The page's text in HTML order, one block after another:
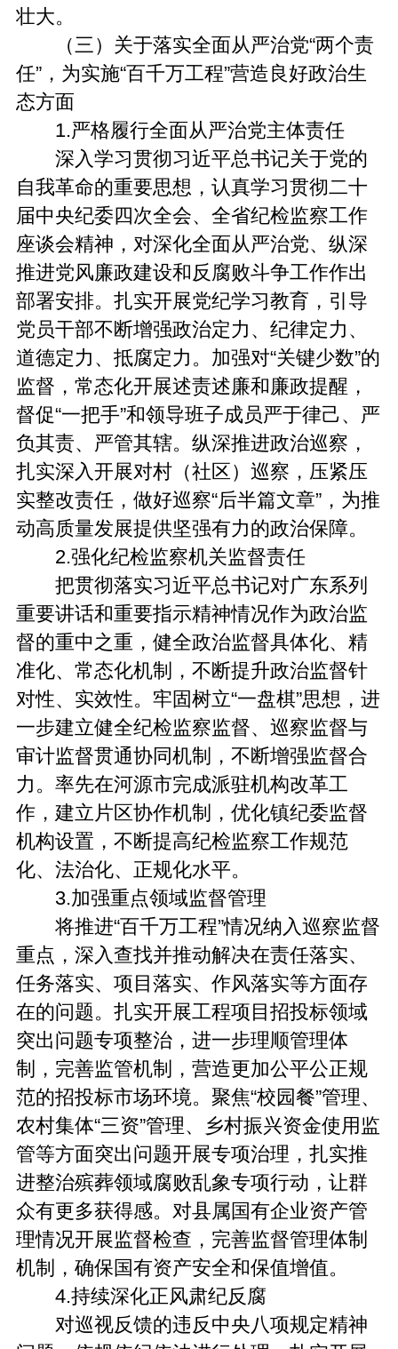
壮大。
（三）关于落实全面从严治党“两个责
任”，为实施“百千万工程”营造良好政治生
态方面
1.严格履行全面从严治党主体责任
深入学习贯彻习近平总书记关于党的
自我革命的重要思想，认真学习贯彻二十
届中央纪委四次全会、全省纪检监察工作
座谈会精神，对深化全面从严治党、纵深
推进党风廉政建设和反腐败斗争工作作出
部署安排。扎实开展党纪学习教育，引导
党员干部不断增强政治定力、纪律定力、
道德定力、抵腐定力。加强对“关键少数”的
监督，常态化开展述责述廉和廉政提醒，
督促“一把手”和领导班子成员严于律己、严
负其责、严管其辖。纵深推进政治巡察，
扎实深入开展对村（社区）巡察，压紧压
实整改责任，做好巡察“后半篇文章”，为推
动高质量发展提供坚强有力的政治保障。
2.强化纪检监察机关监督责任
把贯彻落实习近平总书记对广东系列
重要讲话和重要指示精神情况作为政治监
督的重中之重，健全政治监督具体化、精
准化、常态化机制，不断提升政治监督针
对性、实效性。牢固树立“一盘棋”思想，进
一步建立健全纪检监察监督、巡察监督与
审计监督贯通协同机制，不断增强监督合
力。率先在河源市完成派驻机构改革工
作，建立片区协作机制，优化镇纪委监督
机构设置，不断提高纪检监察工作规范
化、法治化、正规化水平。
3.加强重点领域监督管理
将推进“百千万工程”情况纳入巡察监督
重点，深入查找并推动解决在责任落实、
任务落实、项目落实、作风落实等方面存
在的问题。扎实开展工程项目招投标领域
突出问题专项整治，进一步理顺管理体
制，完善监管机制，营造更加公平公正规
范的招投标市场环境。聚焦“校园餐”管理、
农村集体“三资”管理、乡村振兴资金使用监
管等方面突出问题开展专项治理，扎实推
进整治殡葬领域腐败乱象专项行动，让群
众有更多获得感。对县属国有企业资产管
理情况开展监督检查，完善监督管理体制
机制，确保国有资产安全和保值增值。
4.持续深化正风肃纪反腐
对巡视反馈的违反中央八项规定精神